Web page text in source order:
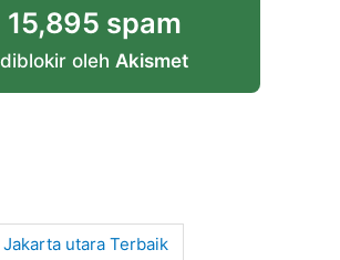
15,895 spam
diblokir oleh Akismet
utara Terbaik